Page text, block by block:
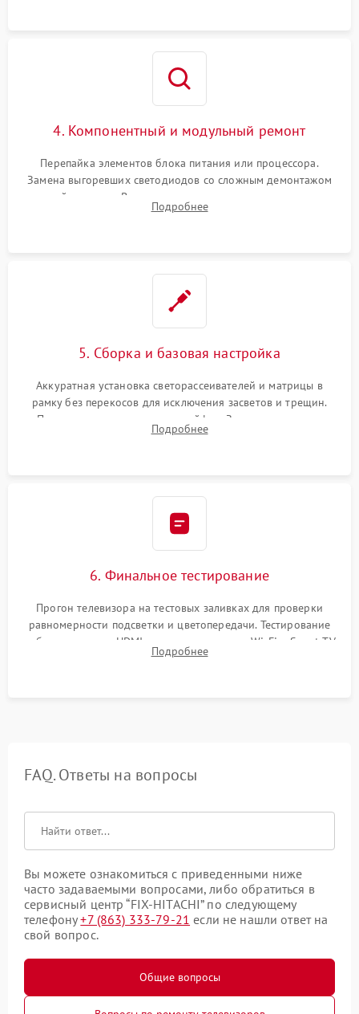
4. Компонентный и модульный ремонт
Перепайка элементов блока питания или процессора.
Замена выгоревших светодиодов со сложным демонтажом
хрупкой матрицы. Восстановление поврежденных дорожек,
прошивка микросхем памяти EEPROM
Подробнее
5. Сборка и базовая настройка
Аккуратная установка светорассеивателей и матрицы в
рамку без перекосов для исключения засветов и трещин.
Подключение внутренних шлейфов. Закрытие корпуса.
Сброс настроек и обновление программного обеспечения.
Подробнее
6. Финальное тестирование
Прогон телевизора на тестовых заливках для проверки
равномерности подсветки и цветопередачи. Тестирование
работы разъемов HDMI, динамиков, модуля Wi-Fi и Smart TV
в рабочем режиме в течение нескольких часов.
Подробнее
FAQ. Ответы на вопросы
Вы можете ознакомиться с приведенными ниже
часто задаваемыми вопросами, либо обратиться в
сервисный центр “FIX-HITACHI” по следующему
телефону+7 (863) 333-79-21 если не нашли ответ на
свой вопрос.
Общие вопросы